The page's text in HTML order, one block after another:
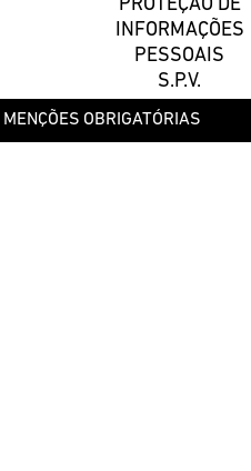
PROTEÇÃO DE
INFORMAÇÕES
PESSOAIS
S.P.V.
MENÇÕES OBRIGATÓRIAS